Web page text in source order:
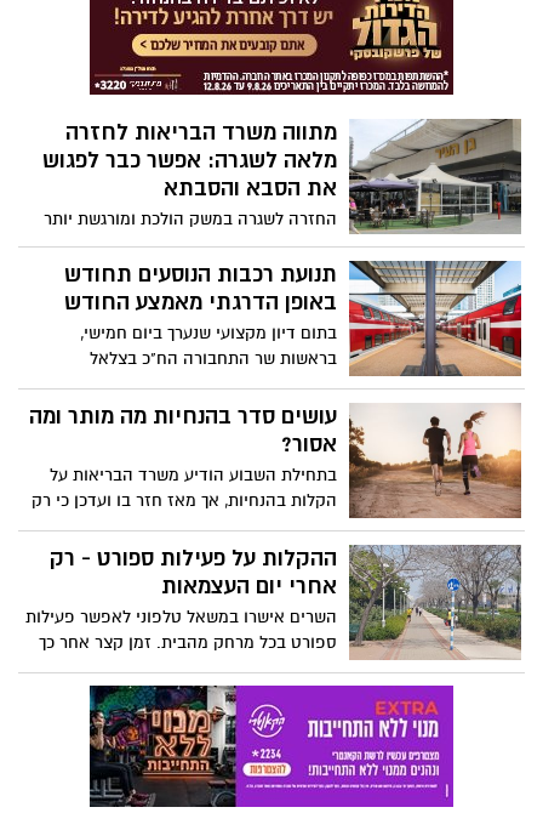
מתווה משרד הבריאות לחזרה
מלאה לשגרה: אפשר כבר לפגוש
את הסבא והסבתא
החזרה לשגרה במשק הולכת ומורגשת יותר
ויותר בשבועות האחרונים, חלק מההגבלות
הוסרו, היום (א') חזרה גם חלק ממערכת
החינוך. משרד הבריאות מציד את המתווה
ללא ספק מדובר בתוכנית סדורה ומפורטת
תנועת רכבות הנוסעים תחודש
באופן הדרגתי מאמצע החודש
בתום דיון מקצועי שנערך ביום חמישי,
בראשות שר התחבורה הח"כ בצלאל
סמוטריץ', ובהשתתפות מנכ"ל רכבת ישראל
מיכאל (מיכה) מייקסנר, אנשי הרכבת ואנשי
משרד התחבורה, החליט שר התחבורה כי
החל ממוצאי שבת ה- 16.5
עושים סדר בהנחיות מה מותר ומה
אסור?
בתחילת השבוע הודיע משרד הבריאות על
הקלות בהנחיות, אך מאז חזר בו ועדכן כי רק
הבוקר יחלו הקלות. אז מה מותר ומה עדיין
אסור? כל הפרטים >>>
ההקלות על פעילות ספורט - רק
אחרי יום העצמאות
השרים אישרו במשאל טלפוני לאפשר פעילות
ספורט בכל מרחק מהבית. זמן קצר אחר כך
הוקפאה ההחלטה ובסופו של דבר הבהיר
מזכיר הממשלה שהחלטה זו תיכנס לתוקף
עוד אישרו השרים ניתוחים אסתטיים